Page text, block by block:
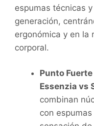
espumas técnicas
generación,
ergonómica y en la
corporal.
Punto
Essenzia vs
combinan
con